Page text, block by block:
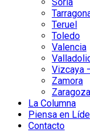
Teruel
Toledo
Valencia
Vizcaya
Zamora
Zaragoza
La Columna
Piensa en
Contacto